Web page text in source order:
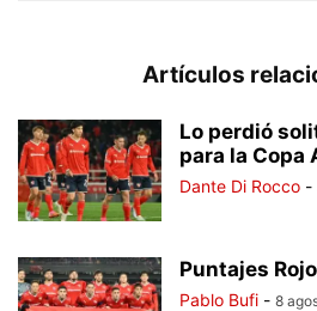
Artículos
Lo perdió
para la Copa
Dante Di Rocco -
Puntajes
Pablo Bufi - 8